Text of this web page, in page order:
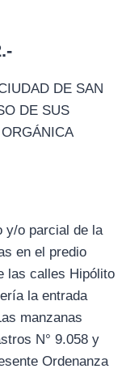
DE SAN
DE SUS
y/o parcial de la
en el predio
las calles Hipólito
la entrada
manzanas
N° 9.058 y
Ordenanza